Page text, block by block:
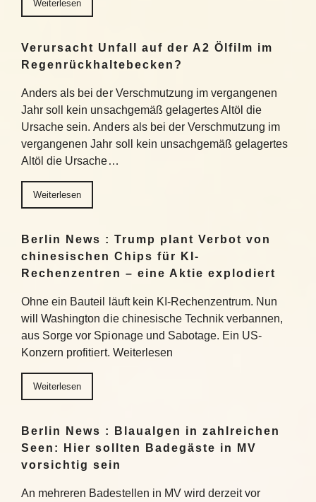
Weiterlesen
Verursacht Unfall auf der A2 Ölfilm im
Regenrückhaltebecken?
Anders als bei der Verschmutzung im vergangenen
Jahr soll kein unsachgemäß gelagertes Altöl die
Ursache sein. Anders als bei der Verschmutzung im
vergangenen Jahr soll kein unsachgemäß gelagertes
Altöl die Ursache…
Weiterlesen
Berlin News : Trump plant Verbot von
chinesischen Chips für KI-
Rechenzentren – eine Aktie explodiert
Ohne ein Bauteil läuft kein KI-Rechenzentrum. Nun
will Washington die chinesische Technik verbannen,
aus Sorge vor Spionage und Sabotage. Ein US-
Konzern profitiert. Weiterlesen
Weiterlesen
Berlin News : Blaualgen in zahlreichen
Seen: Hier sollten Badegäste in MV
vorsichtig sein
An mehreren Badestellen in MV wird derzeit vor